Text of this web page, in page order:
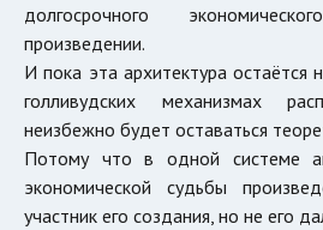
долгосрочного
произведении.
И пока эта архитектура остаётся
голливудских механизмах
неизбежно будет оставаться
Потому что в одной системе
экономической судьбы
участник его создания, но не его